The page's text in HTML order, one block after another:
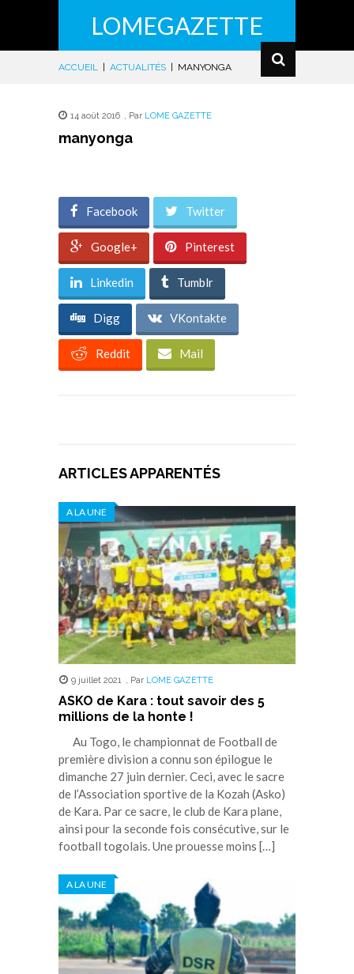
LOMEGAZETTE
ACCUEIL ACTUALITÉS MANYONGA
14 août 2016 , Par LOME GAZETTE
manyonga
Facebook Twitter
Google+ Pinterest
Linkedin Tumblr
Digg VKontakte
Reddit Mail
ARTICLES APPARENTÉS
A LA UNE
9 juillet 2021 , Par LOME GAZETTE
ASKO de Kara : tout savoir des 5
millions de la honte !
Au Togo, le championnat de Football de
première division a connu son épilogue le
dimanche 27 juin dernier. Ceci, avec le sacre
de l’Association sportive de la Kozah (Asko)
de Kara. Par ce sacre, le club de Kara plane,
ainsi pour la seconde fois consécutive, sur le
football togolais. Une prouesse moins […]
A LA UNE